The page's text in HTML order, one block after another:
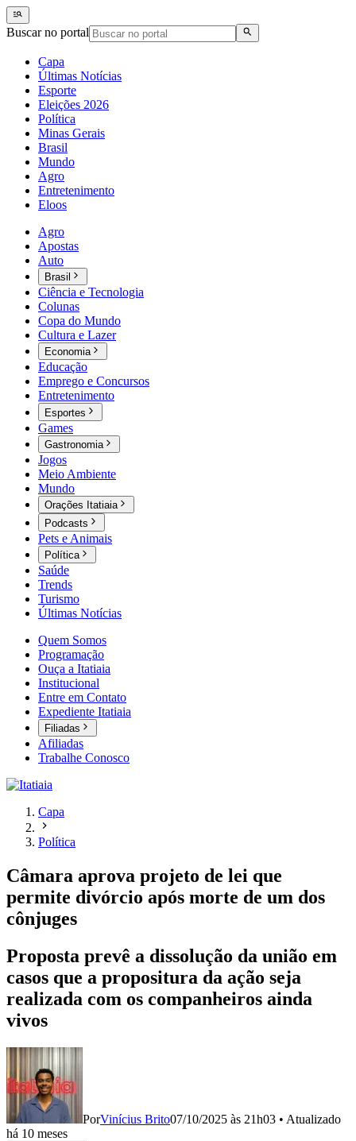
Buscar no portal
Capa
Últimas Notícias
Esporte
Eleições 2026
Política
Minas Gerais
Brasil
Mundo
Agro
Entretenimento
Eloos
Agro
Apostas
Auto
Brasil
Ciência e Tecnologia
Colunas
Copa do Mundo
Cultura e Lazer
Economia
Educação
Emprego e Concursos
Entretenimento
Esportes
Games
Gastronomia
Jogos
Meio Ambiente
Mundo
Orações Itatiaia
Podcasts
Pets e Animais
Política
Saúde
Trends
Turismo
Últimas Notícias
Quem Somos
Programação
Ouça a Itatiaia
Institucional
Entre em Contato
Expediente Itatiaia
Filiadas
Afiliadas
Trabalhe Conosco
Capa
Política
Câmara aprova projeto de lei que
permite divórcio após morte de um dos
cônjuges
Proposta prevê a dissolução da união em
casos que a propositura da ação seja
realizada com os companheiros ainda
vivos
PorVinícius Brito07/10/2025 às 21h03 • Atualizado
há 10 meses